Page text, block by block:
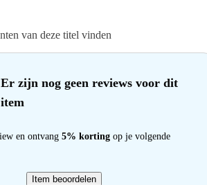
van deze titel vinden
Er zijn nog geen reviews voor dit
item
en ontvang 5% korting op je volgende
Item beoordelen